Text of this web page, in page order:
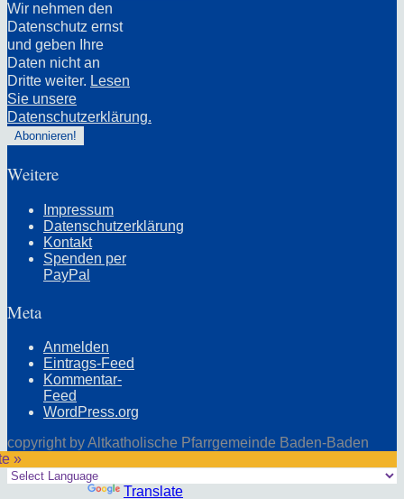
Wir nehmen den
Datenschutz ernst
und geben Ihre
Daten nicht an
Dritte weiter. Lesen
Sie unsere
Datenschutzerklärung.
Weitere
Impressum
Datenschutzerklärung
Kontakt
Spenden per
PayPal
Meta
Anmelden
Eintrags-Feed
Kommentar-
Feed
WordPress.org
copyright by Altkatholische Pfarrgemeinde Baden-Baden
»
Translate